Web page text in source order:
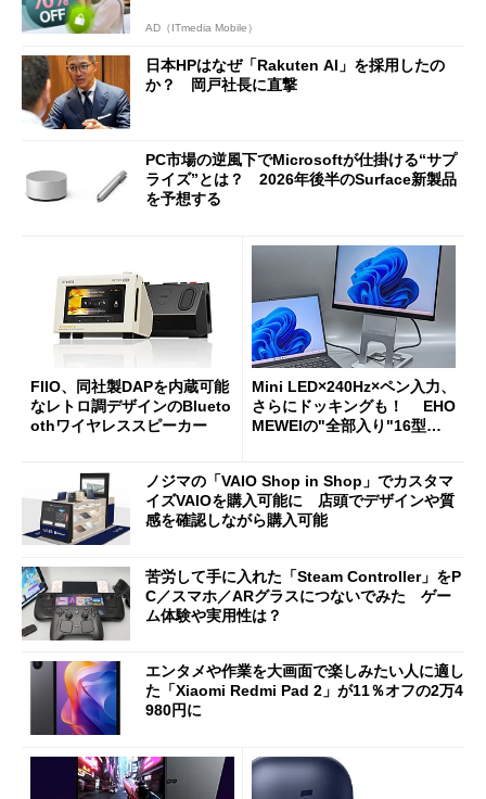
AD（ITmedia Mobile）
日本HPはなぜ「Rakuten AI」を採用したの
か？ 岡戸社長に直撃
PC市場の逆風下でMicrosoftが仕掛ける“サプ
ライズ”とは？ 2026年後半のSurface新製品
を予想する
FIIO、同社製DAPを内蔵可能
なレトロ調デザインのBlueto
othワイヤレススピーカー
Mini LED×240Hz×ペン入力、
さらにドッキングも！ EHO
MEWEIの"全部入り"16型モ
ノジマの「VAIO Shop in Shop」でカスタマ
イズVAIOを購入可能に 店頭でデザインや質
感を確認しながら購入可能
苦労して手に入れた「Steam Controller」をP
C／スマホ／ARグラスにつないでみた ゲー
ム体験や実用性は？
エンタメや作業を大画面で楽しみたい人に適し
た「Xiaomi Redmi Pad 2」が11％オフの2万4
980円に